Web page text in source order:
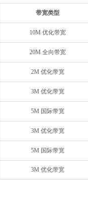
带宽类型
10M 优化带宽
20M 全向带宽
2M 优化带宽
3M 优化带宽
5M 国际带宽
3M 优化带宽
5M 国际带宽
3M 优化带宽